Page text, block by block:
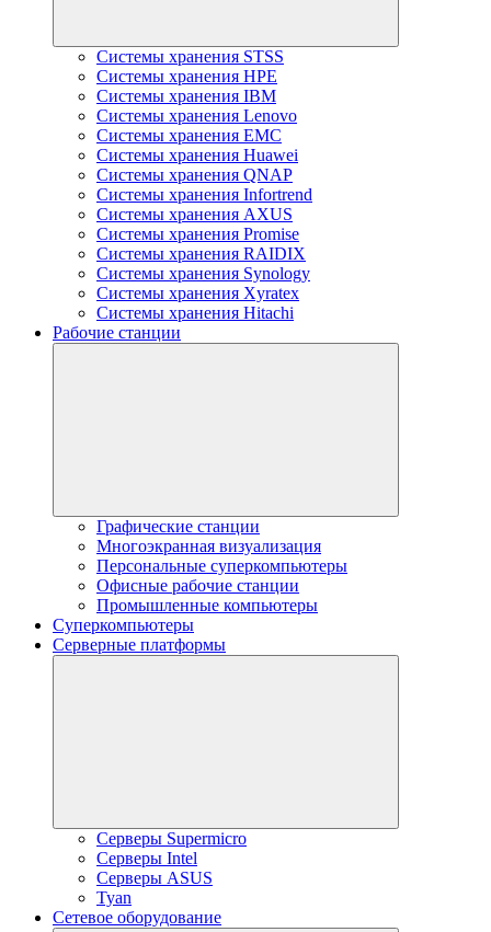
Системы хранения STSS
Системы хранения HPE
Системы хранения IBM
Системы хранения Lenovo
Системы хранения EMC
Системы хранения Huawei
Системы хранения QNAP
Системы хранения Infortrend
Системы хранения AXUS
Системы хранения Promise
Системы хранения RAIDIX
Системы хранения Synology
Системы хранения Xyratex
Системы хранения Hitachi
Рабочие станции
Графические станции
Многоэкранная визуализация
Персональные суперкомпьютеры
Офисные рабочие станции
Промышленные компьютеры
Суперкомпьютеры
Серверные платформы
Серверы Supermicro
Серверы Intel
Серверы ASUS
Tyan
Сетевое оборудование